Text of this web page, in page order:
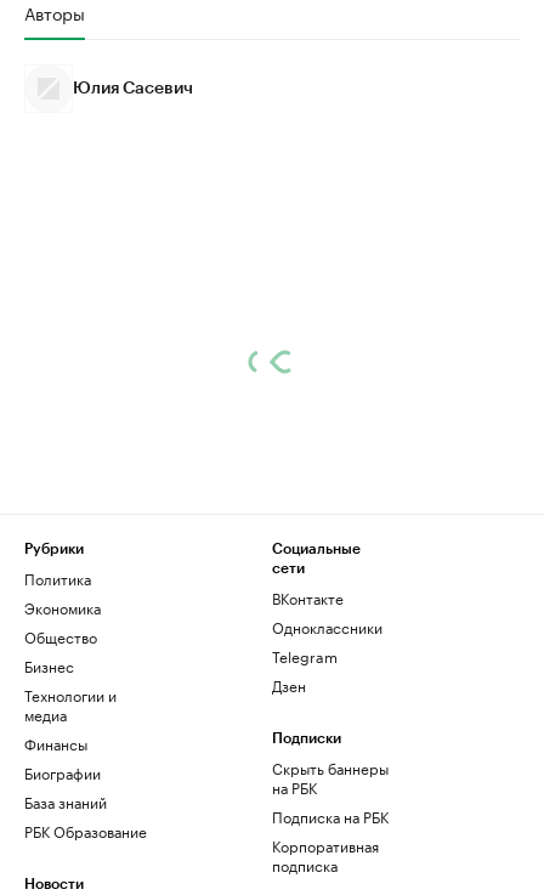
Авторы
Юлия Сасевич
Рубрики
Политика
Экономика
Общество
Бизнес
Технологии и
медиа
Финансы
Биографии
База знаний
РБК Образование
Новости
Социальные
сети
ВКонтакте
Одноклассники
Telegram
Дзен
Подписки
Скрыть баннеры
на РБК
Подписка на РБК
Корпоративная
подписка